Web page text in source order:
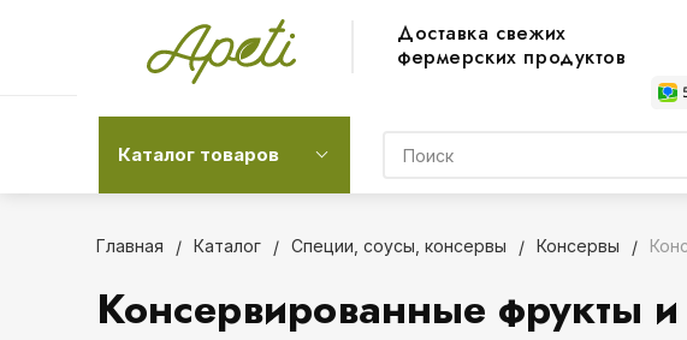
Доставка свежих
фермерских продуктов
Каталог товаров
Главная Каталог Специи, соусы, консервы Консервы
Консервированные фрукты